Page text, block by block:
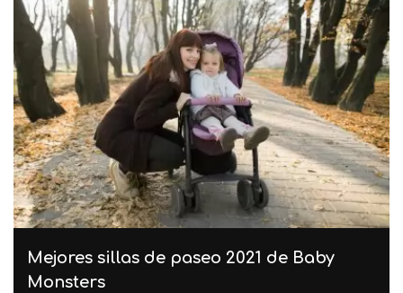
Mejores sillas de paseo 2021 de Baby
Monsters